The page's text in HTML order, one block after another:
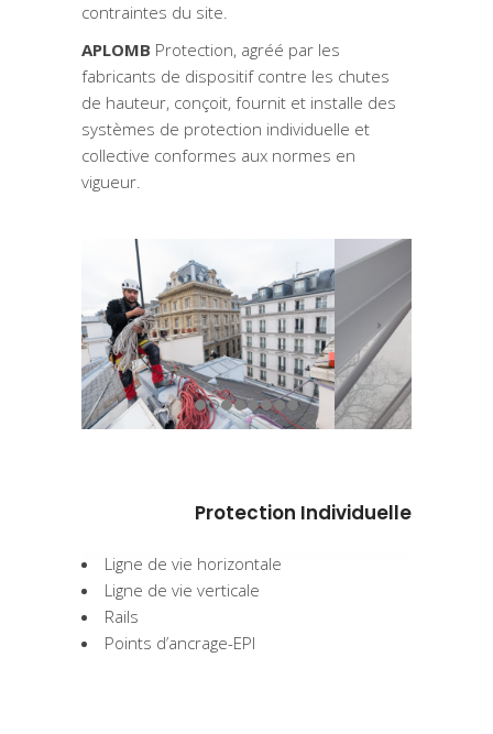
contraintes du site.
APLOMB Protection, agréé par les
fabricants de dispositif contre les chutes
de hauteur, conçoit, fournit et installe des
systèmes de protection individuelle et
collective conformes aux normes en
vigueur.
Protection Individuelle
Ligne de vie horizontale
Ligne de vie verticale
Rails
Points d’ancrage-EPI